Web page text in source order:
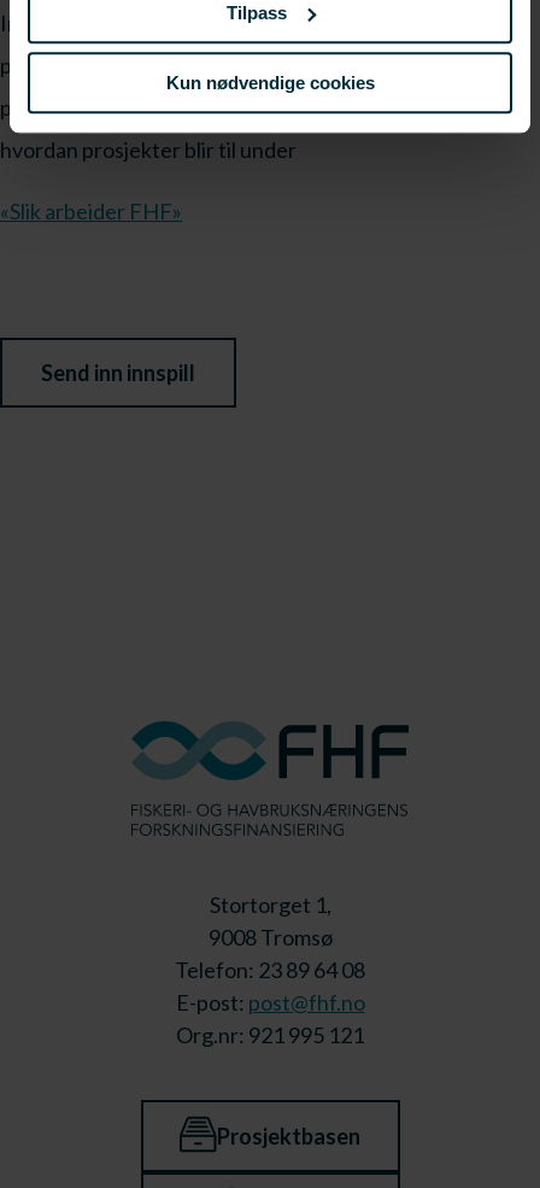
Tilpass
Kun nødvendige cookies
Innspill som vil bli adressert vil enten lede til en
prioritering for FHF eller utvikles til et konkret FoU-
prosjekt. Du kan lese mer om hvordan FHF arbeider og
hvordan prosjekter blir til under
«Slik arbeider FHF»
Send inn innspill
Stortorget 1,
9008 Tromsø
Telefon: 23 89 64 08
E-post: post@fhf.no
Org.nr: 921 995 121
Prosjektbasen